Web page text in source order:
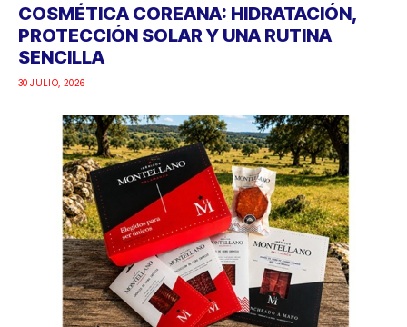
COSMÉTICA COREANA: HIDRATACIÓN,
PROTECCIÓN SOLAR Y UNA RUTINA
SENCILLA
30 JULIO, 2026